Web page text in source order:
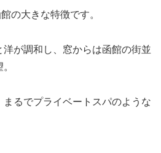
の大きな特徴です。
が調和し、窓からは函館の街並
るでプライベートスパのような